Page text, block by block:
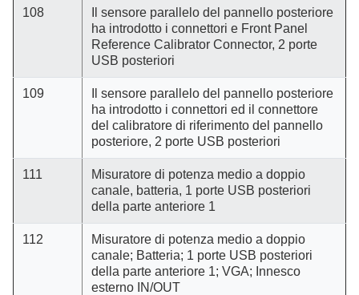
108
Il sensore parallelo del pannello posteriore
ha introdotto i connettori e Front Panel
Reference Calibrator Connector, 2 porte
USB posteriori
109
Il sensore parallelo del pannello posteriore
ha introdotto i connettori ed il connettore
del calibratore di riferimento del pannello
posteriore, 2 porte USB posteriori
111
Misuratore di potenza medio a doppio
canale, batteria, 1 porte USB posteriori
della parte anteriore 1
112
Misuratore di potenza medio a doppio
canale; Batteria; 1 porte USB posteriori
della parte anteriore 1; VGA; Innesco
esterno IN/OUT